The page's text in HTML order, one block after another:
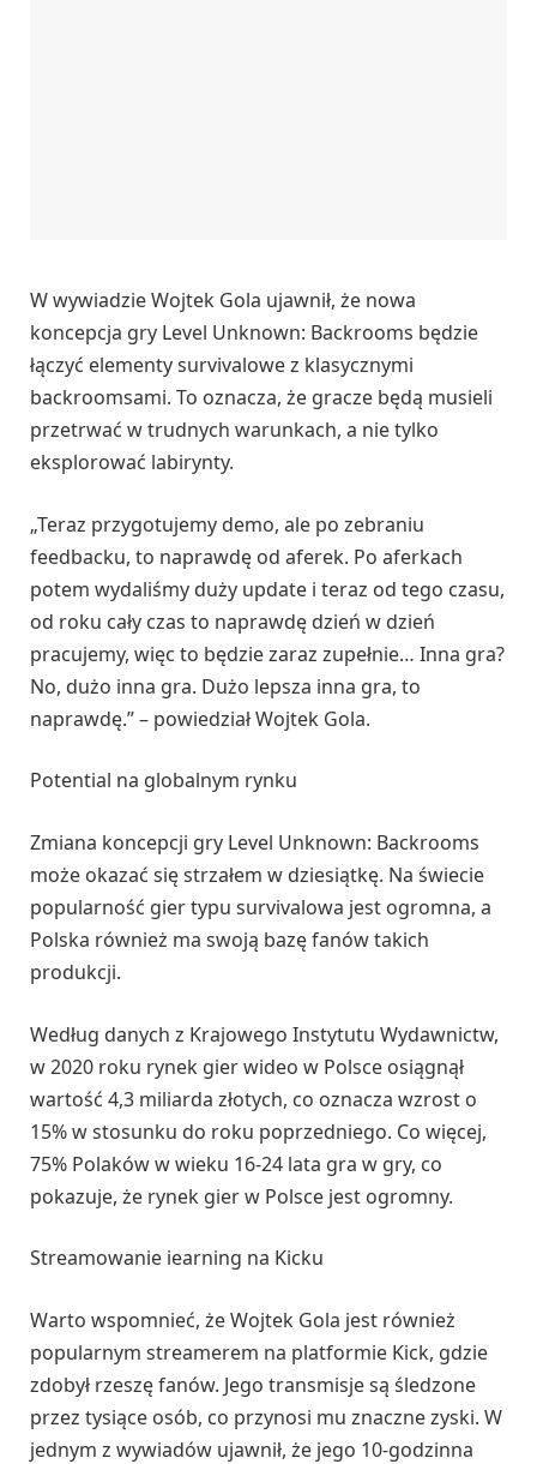
W wywiadzie Wojtek Gola ujawnił, że nowa
koncepcja gry Level Unknown: Backrooms będzie
łączyć elementy survivalowe z klasycznymi
backroomsami. To oznacza, że gracze będą musieli
przetrwać w trudnych warunkach, a nie tylko
eksplorować labirynty.
„Teraz przygotujemy demo, ale po zebraniu
feedbacku, to naprawdę od aferek. Po aferkach
potem wydaliśmy duży update i teraz od tego czasu,
od roku cały czas to naprawdę dzień w dzień
pracujemy, więc to będzie zaraz zupełnie… Inna gra?
No, dużo inna gra. Dużo lepsza inna gra, to
naprawdę.” – powiedział Wojtek Gola.
Potential na globalnym rynku
Zmiana koncepcji gry Level Unknown: Backrooms
może okazać się strzałem w dziesiątkę. Na świecie
popularność gier typu survivalowa jest ogromna, a
Polska również ma swoją bazę fanów takich
produkcji.
Według danych z Krajowego Instytutu Wydawnictw,
w 2020 roku rynek gier wideo w Polsce osiągnął
wartość 4,3 miliarda złotych, co oznacza wzrost o
15% w stosunku do roku poprzedniego. Co więcej,
75% Polaków w wieku 16-24 lata gra w gry, co
pokazuje, że rynek gier w Polsce jest ogromny.
Streamowanie iearning na Kicku
Warto wspomnieć, że Wojtek Gola jest również
popularnym streamerem na platformie Kick, gdzie
zdobył rzeszę fanów. Jego transmisje są śledzone
przez tysiące osób, co przynosi mu znaczne zyski. W
jednym z wywiadów ujawnił, że jego 10-godzinna